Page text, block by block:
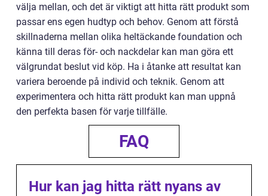
välja mellan, och det är viktigt att hitta rätt produkt som
passar ens egen hudtyp och behov. Genom att förstå
skillnaderna mellan olika heltäckande foundation och
känna till deras för- och nackdelar kan man göra ett
välgrundat beslut vid köp. Ha i åtanke att resultat kan
variera beroende på individ och teknik. Genom att
experimentera och hitta rätt produkt kan man uppnå
den perfekta basen för varje tillfälle.
FAQ
Hur kan jag hitta rätt nyans av